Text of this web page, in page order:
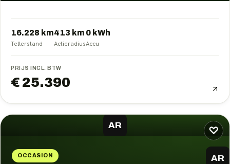
16.228 km
Tellerstand
413 km
Actieradius
0 kWh
Accu
PRIJS INCL. BTW
€ 25.390
♡
AR
OCCASION AR